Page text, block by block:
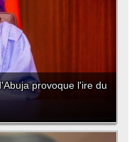
provoque l'ire du